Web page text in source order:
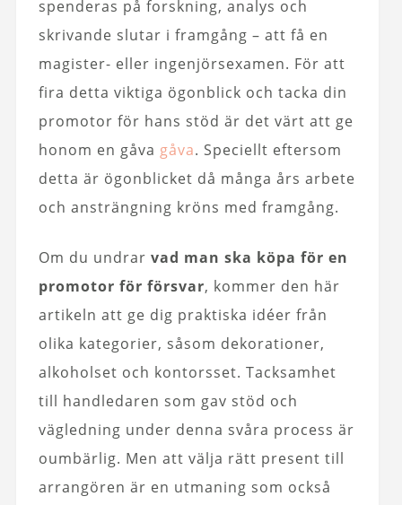
spenderas på forskning, analys och
skrivande slutar i framgång – att få en
magister- eller ingenjörsexamen. För att
fira detta viktiga ögonblick och tacka din
promotor för hans stöd är det värt att ge
honom en gåva gåva. Speciellt eftersom
detta är ögonblicket då många års arbete
och ansträngning kröns med framgång.
Om du undrar vad man ska köpa för en
promotor för försvar, kommer den här
artikeln att ge dig praktiska idéer från
olika kategorier, såsom dekorationer,
alkoholset och kontorsset. Tacksamhet
till handledaren som gav stöd och
vägledning under denna svåra process är
oumbärlig. Men att välja rätt present till
arrangören är en utmaning som också